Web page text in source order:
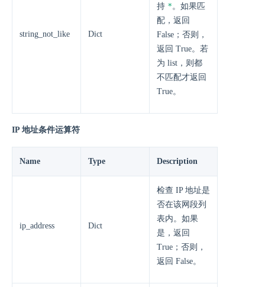
string_not_like Dict
持 * 。如果匹
配，返回
False；否则，
返回 True。若
为 list，则都
不匹配才返回
True。
IP 地址条件运算符
Name Type Description
ip_address Dict
检查 IP 地址是
否在该网段列
表内。如果
是，返回
True；否则，
返回 False。